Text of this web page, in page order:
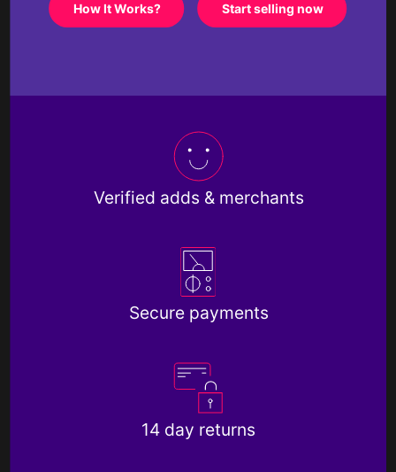
How It Works? Start selling now
Verified adds & merchants
Secure payments
14 day returns